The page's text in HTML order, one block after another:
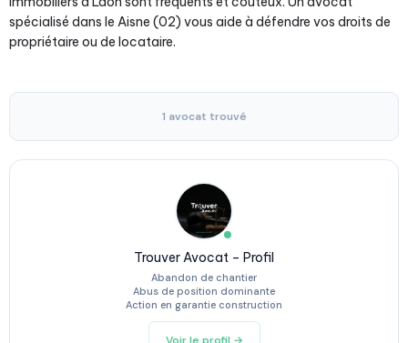
spécialisé dans le Aisne (02) vous aide à défendre vos droits de
propriétaire ou de locataire.
1 avocat trouvé
Trouver Avocat – Profil
Abandon de chantier
Abus de position dominante
Action en garantie construction